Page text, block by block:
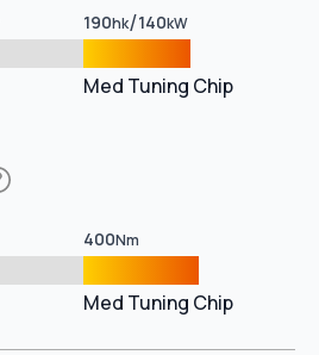
190hk/140kW
Med Tuning Chip
400Nm
Med Tuning Chip